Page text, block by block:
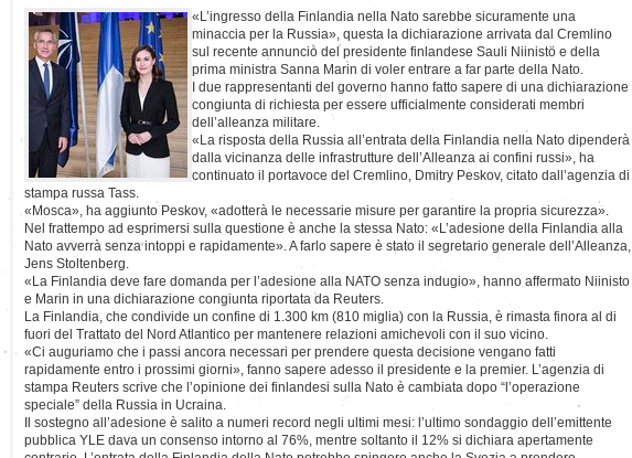
«L’ingresso della Finlandia nella Nato sarebbe sicuramente una
minaccia per la Russia», questa la dichiarazione arrivata dal Cremlino
sul recente annuncio del presidente finlandese Sauli Niinistö e della
prima ministra Sanna Marin di voler entrare a far parte della Nato.
I due rappresentanti del governo hanno fatto sapere di una dichiarazione
congiunta di richiesta per essere ufficialmente considerati membri
dell’alleanza militare.
«La risposta della Russia all’entrata della Finlandia nella Nato dipenderà
dalla vicinanza delle infrastrutture dell’Alleanza ai confini russi», ha
continuato il portavoce del Cremlino, Dmitry Peskov, citato dall’agenzia di
stampa russa Tass.
«Mosca», ha aggiunto Peskov, «adotterà le necessarie misure per garantire la propria sicurezza».
Nel frattempo ad esprimersi sulla questione è anche la stessa Nato: «L’adesione della Finlandia alla
Nato avverrà senza intoppi e rapidamente». A farlo sapere è stato il segretario generale dell’Alleanza,
Jens Stoltenberg.
«La Finlandia deve fare domanda per l’adesione alla NATO senza indugio», hanno affermato Niinisto
e Marin in una dichiarazione congiunta riportata da Reuters.
La Finlandia, che condivide un confine di 1.300 km (810 miglia) con la Russia, è rimasta finora al di
fuori del Trattato del Nord Atlantico per mantenere relazioni amichevoli con il suo vicino.
«Ci auguriamo che i passi ancora necessari per prendere questa decisione vengano fatti
rapidamente entro i prossimi giorni», fanno sapere adesso il presidente e la premier. L’agenzia di
stampa Reuters scrive che l’opinione dei finlandesi sulla Nato è cambiata dopo “l’operazione
speciale” della Russia in Ucraina.
Il sostegno all’adesione è salito a numeri record negli ultimi mesi: l’ultimo sondaggio dell’emittente
pubblica YLE dava un consenso intorno al 76%, mentre soltanto il 12% si dichiara apertamente